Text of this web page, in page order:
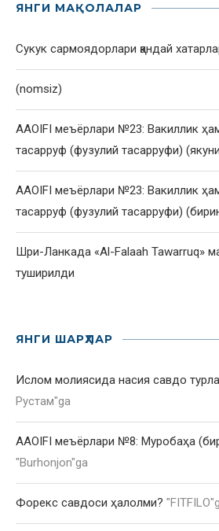
ЯНГИ МАҚОЛАЛАР
Сукук сармоядорлари қандай
(nomsiz)
AAOIFI меъёрлари №23: Вакиллик
тасарруф (фузулий тасарруфи)
AAOIFI меъёрлари №23: Вакиллик
тасарруф (фузулий тасарруфи)
Шри-Ланкада «Al-Falaah Tawarruq»
туширилди
ЯНГИ ШАРҲЛАР
Ислом молиясида насия савдо
Рустам"ga
AAOIFI меъёрлари №8: Муробаҳа
"Burhonjon"ga
Форекс савдоси ҳалолми? "FITFILO